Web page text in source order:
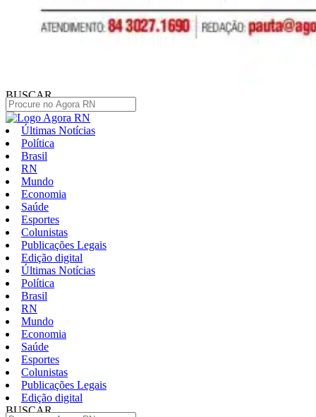
BUSCAR
Últimas Notícias
Política
Brasil
RN
Mundo
Economia
Saúde
Esportes
Colunistas
Publicações Legais
Edição digital
Últimas Notícias
Política
Brasil
RN
Mundo
Economia
Saúde
Esportes
Colunistas
Publicações Legais
Edição digital
BUSCAR